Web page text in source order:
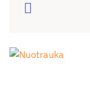
su 2025 metų
skaitmeninėje
Skaityti